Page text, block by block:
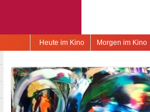
Morgen im Kino
Heute im Kino